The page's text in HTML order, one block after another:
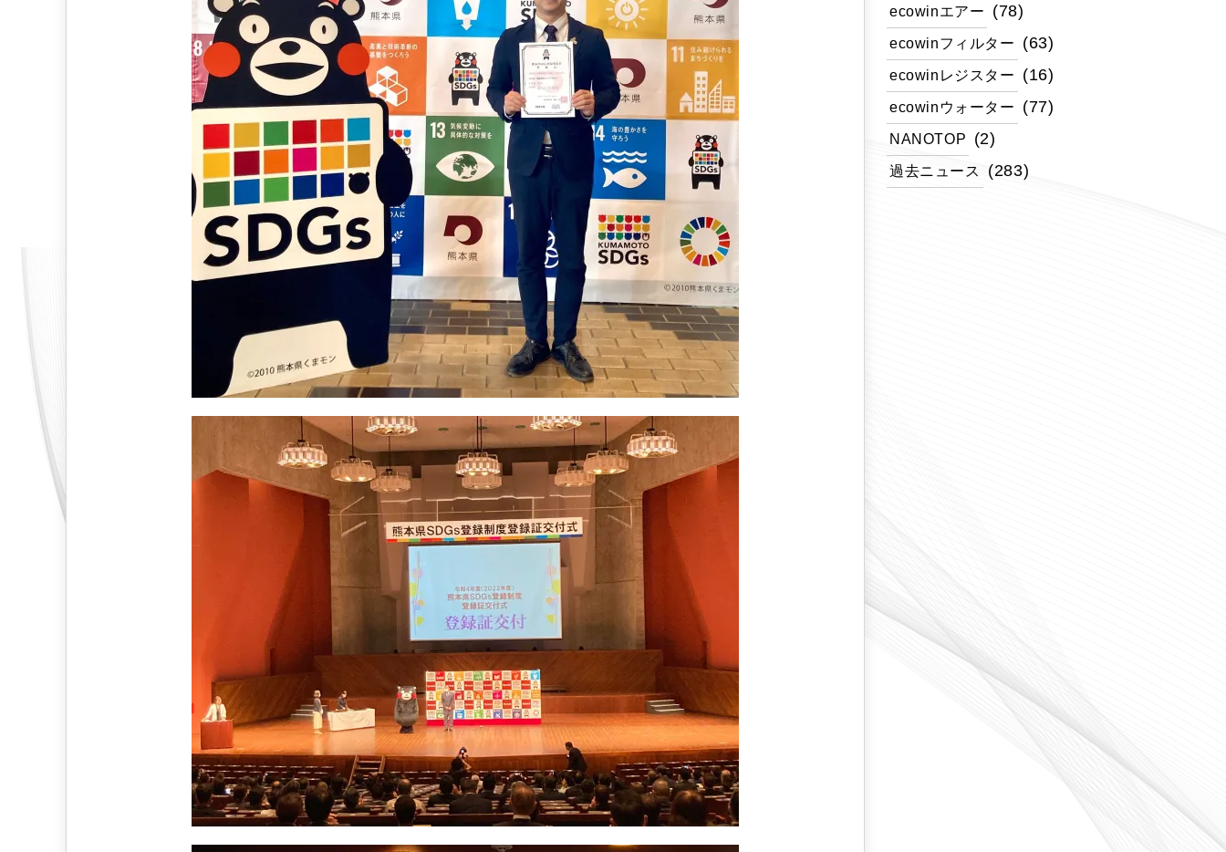
ecowinエアー (78)
ecowinフィルター (63)
ecowinレジスター (16)
ecowinウォーター (77)
NANOTOP (2)
過去ニュース (283)